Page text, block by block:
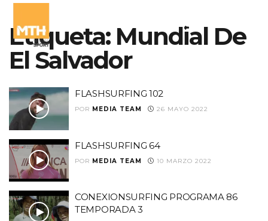
Etiqueta: Mundial De
El Salvador
FLASHSURFING 102
POR MEDIA TEAM 26 MAYO 2022
FLASHSURFING 64
POR MEDIA TEAM 10 MARZO 2022
CONEXIONSURFING PROGRAMA 86
TEMPORADA 3